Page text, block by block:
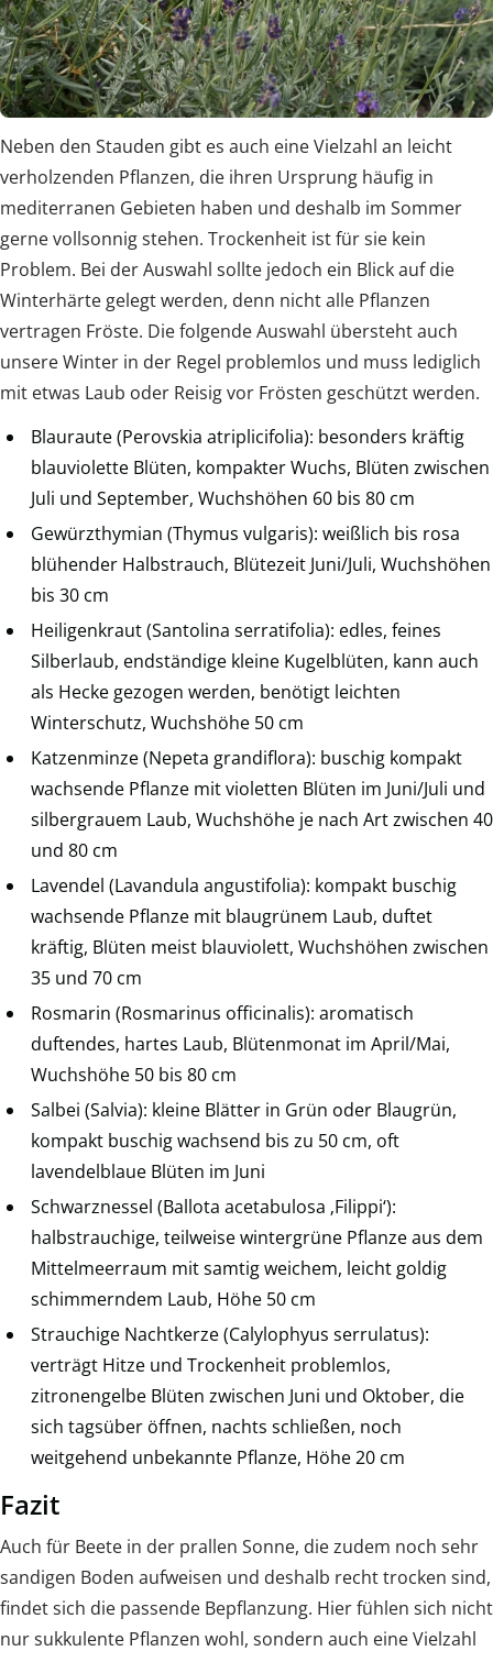
Neben den Stauden gibt es auch eine Vielzahl an leicht
verholzenden Pflanzen, die ihren Ursprung häufig in
mediterranen Gebieten haben und deshalb im Sommer
gerne vollsonnig stehen. Trockenheit ist für sie kein
Problem. Bei der Auswahl sollte jedoch ein Blick auf die
Winterhärte gelegt werden, denn nicht alle Pflanzen
vertragen Fröste. Die folgende Auswahl übersteht auch
unsere Winter in der Regel problemlos und muss lediglich
mit etwas Laub oder Reisig vor Frösten geschützt werden.
Blauraute (Perovskia atriplicifolia): besonders kräftig
blauviolette Blüten, kompakter Wuchs, Blüten zwischen
Juli und September, Wuchshöhen 60 bis 80 cm
Gewürzthymian (Thymus vulgaris): weißlich bis rosa
blühender Halbstrauch, Blütezeit Juni/Juli, Wuchshöhen
bis 30 cm
Heiligenkraut (Santolina serratifolia): edles, feines
Silberlaub, endständige kleine Kugelblüten, kann auch
als Hecke gezogen werden, benötigt leichten
Winterschutz, Wuchshöhe 50 cm
Katzenminze (Nepeta grandiflora): buschig kompakt
wachsende Pflanze mit violetten Blüten im Juni/Juli und
silbergrauem Laub, Wuchshöhe je nach Art zwischen 40
und 80 cm
Lavendel (Lavandula angustifolia): kompakt buschig
wachsende Pflanze mit blaugrünem Laub, duftet
kräftig, Blüten meist blauviolett, Wuchshöhen zwischen
35 und 70 cm
Rosmarin (Rosmarinus officinalis): aromatisch
duftendes, hartes Laub, Blütenmonat im April/Mai,
Wuchshöhe 50 bis 80 cm
Salbei (Salvia): kleine Blätter in Grün oder Blaugrün,
kompakt buschig wachsend bis zu 50 cm, oft
lavendelblaue Blüten im Juni
Schwarznessel (Ballota acetabulosa ‚Filippi‘):
halbstrauchige, teilweise wintergrüne Pflanze aus dem
Mittelmeerraum mit samtig weichem, leicht goldig
schimmerndem Laub, Höhe 50 cm
Strauchige Nachtkerze (Calylophyus serrulatus):
verträgt Hitze und Trockenheit problemlos,
zitronengelbe Blüten zwischen Juni und Oktober, die
sich tagsüber öffnen, nachts schließen, noch
weitgehend unbekannte Pflanze, Höhe 20 cm
Fazit
Auch für Beete in der prallen Sonne, die zudem noch sehr
sandigen Boden aufweisen und deshalb recht trocken sind,
findet sich die passende Bepflanzung. Hier fühlen sich nicht
nur sukkulente Pflanzen wohl, sondern auch eine Vielzahl